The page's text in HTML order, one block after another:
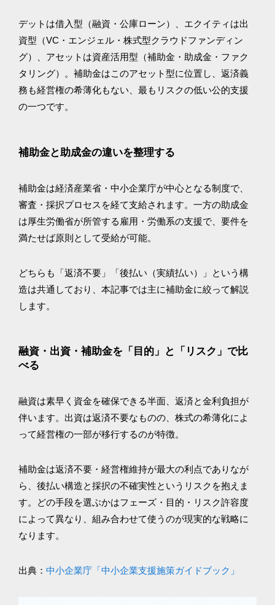
デットは借入型（融資・公庫ローン）、エクイティは出
資型（VC・エンジェル・株式型クラウドファンディン
グ）、アセットは資産活用型（補助金・助成金・ファク
タリング）。補助金はこのアセット型に位置し、返済義
務も経営権の希薄化もない、最もリスクの低い公的支援
の一つです。
補助金と助成金の違いを整理する
補助金は経済産業省・中小企業庁が中心となる制度で、
審査・採択プロセスを経て支給されます。一方の助成金
は厚生労働省が所管する雇用・労働系の支援で、要件を
満たせば原則として受給が可能。
どちらも「返済不要」「後払い（実績払い）」という構
造は共通しており、本記事では主に補助金に絞って解説
します。
融資・出資・補助金を「目的」と「リスク」で比
べる
融資は素早く資金を確保できる半面、返済と金利負担が
伴います。出資は返済不要なものの、株式の希薄化によ
って経営権の一部が移行するのが特徴。
補助金は返済不要・経営権維持が最大の利点でありなが
ら、後払い構造と採択の不確実性というリスクを抱えま
す。どの手段を選ぶかはフェーズ・目的・リスク許容度
によって異なり、組み合わせて使うのが現実的な戦略に
なります。
出典： 中小企業庁「中小企業支援施策ガイドブック」